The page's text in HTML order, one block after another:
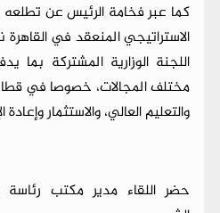
كما عبر فخامة الرئيس عن تطلعه
الاستراتيجي المنعقد في
اللجنة الوزارية المشتركة بما
مختلف المجالات، خصوصا في
والتعليم العالي، والاستثمار وإعادة
حضر اللقاء مدير مكتب رئاسة